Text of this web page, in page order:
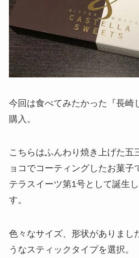
今回は食べてみたかった『長崎
購入。
こちらはふんわり焼き上げた五
ョコでコーティングしたお菓子
テラスイーツ第1号として誕生
す。
色々なサイズ、形状がありまし
うなスティックタイプを選択。